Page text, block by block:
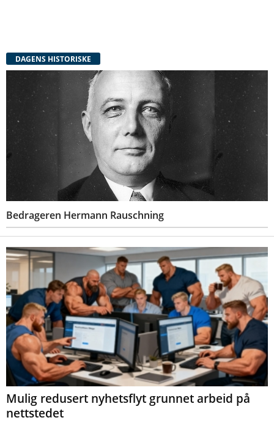
DAGENS HISTORISKE
Bedrageren Hermann Rauschning
Mulig redusert nyhetsflyt grunnet arbeid på
nettstedet